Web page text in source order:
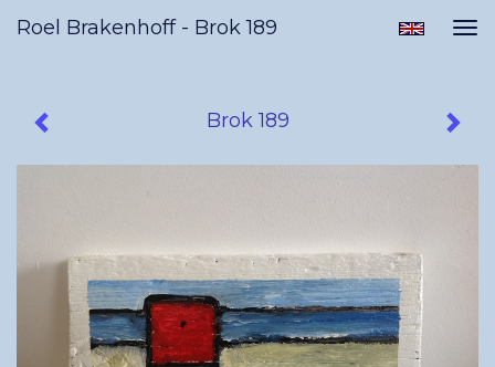
Roel Brakenhoff - Brok 189
Brok 189